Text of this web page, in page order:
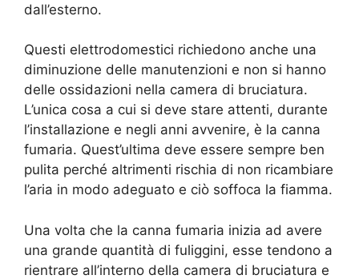
dall’esterno.
Questi elettrodomestici richiedono anche una
diminuzione delle manutenzioni e non si hanno
delle ossidazioni nella camera di bruciatura.
L’unica cosa a cui si deve stare attenti, durante
l’installazione e negli anni avvenire, è la canna
fumaria. Quest’ultima deve essere sempre ben
pulita perché altrimenti rischia di non ricambiare
l’aria in modo adeguato e ciò soffoca la fiamma.
Una volta che la canna fumaria inizia ad avere
una grande quantità di fuliggini, esse tendono a
rientrare all’interno della camera di bruciatura e